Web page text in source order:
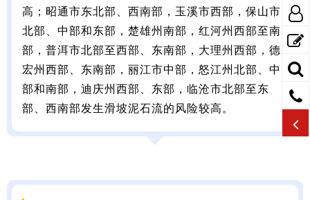
高；昭通市东北部、西南部，玉溪市西部，保山市
北部、中部和东部，楚雄州南部，红河州西部至南
部，普洱市北部至西部、东南部，大理州西部，德
宏州西部、东南部，丽江市中部，怒江州北部、中
部和南部，迪庆州西部、东部，临沧市北部至东
部、西南部发生滑坡泥石流的风险较高。